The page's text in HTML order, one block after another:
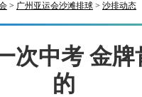
> 广州亚运会沙滩排球 > 沙排动态
次中考 金
的